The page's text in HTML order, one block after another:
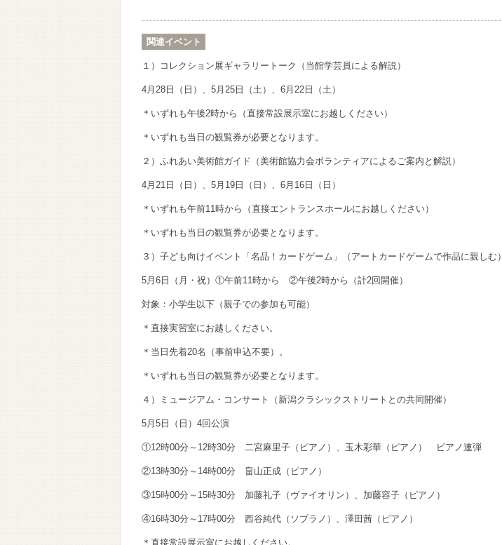
関連イベント
１）コレクション展ギャラリートーク（当館学芸員による解説）
4月28日（日）、5月25日（土）、6月22日（土）
＊いずれも午後2時から（直接常設展示室にお越しください）
＊いずれも当日の観覧券が必要となります。
２）ふれあい美術館ガイド（美術館協力会ボランティアによるご案内と解説）
4月21日（日）、5月19日（日）、6月16日（日）
＊いずれも午前11時から（直接エントランスホールにお越しください）
＊いずれも当日の観覧券が必要となります。
３）子ども向けイベント「名品！カードゲーム」（アートカードゲームで作品に親しむ）
5月6日（月・祝）①午前11時から ②午後2時から（計2回開催）
対象：小学生以下（親子での参加も可能）
＊直接実習室にお越しください。
＊当日先着20名（事前申込不要）。
＊いずれも当日の観覧券が必要となります。
４）ミュージアム・コンサート（新潟クラシックストリートとの共同開催）
5月5日（日）4回公演
①12時00分～12時30分 二宮麻里子（ピアノ）、玉木彩華（ピアノ） ピアノ連弾
②13時30分～14時00分 畠山正成（ピアノ）
③15時00分～15時30分 加藤礼子（ヴァイオリン）、加藤容子（ピアノ）
④16時30分～17時00分 西谷純代（ソプラノ）、澤田茜（ピアノ）
＊直接常設展示室にお越しください。